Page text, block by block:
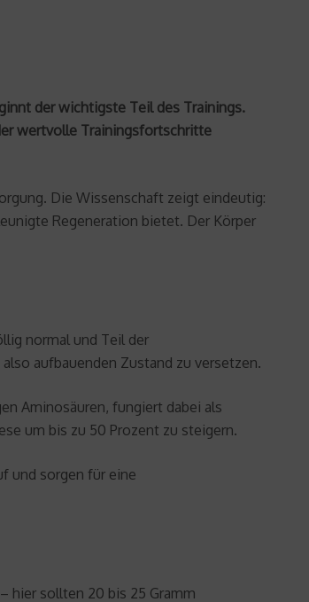
der wichtigste Teil des Trainings.
wertvolle Trainingsfortschritte
Die Wissenschaft zeigt eindeutig:
Regeneration bietet. Der Körper
normal und Teil der
aufbauenden Zustand zu versetzen.
Aminosäuren, fungiert dabei als
um bis zu 50 Prozent zu steigern.
und sorgen für eine
hier sollten 20 bis 25 Gramm